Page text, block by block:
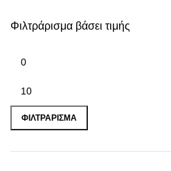
Φιλτράρισμα βάσει τιμής
ΦΙΛΤΡΆΡΙΣΜΑ